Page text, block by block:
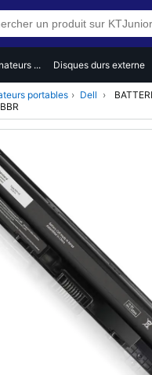
... Disques durs externe
portables › Dell ›